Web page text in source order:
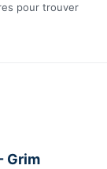
pour trouver
Grim